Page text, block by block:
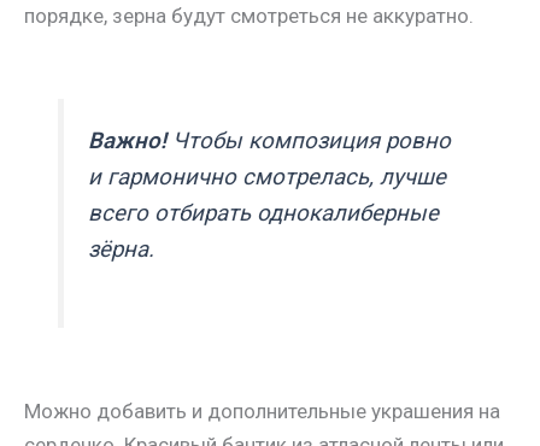
порядке, зерна будут смотреться не аккуратно.
Важно!Чтобы композиция ровно
и гармонично смотрелась, лучше
всего отбирать однокалиберные
зёрна.
Можно добавить и дополнительные украшения на